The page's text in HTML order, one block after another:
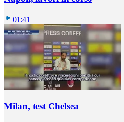
01:41
Milan, test Chelsea